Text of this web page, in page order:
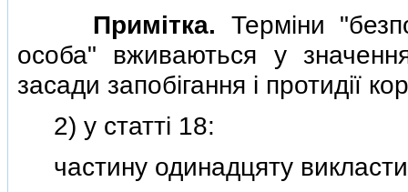
Примiтка. Термiни
особа" вживаються у
засади запобiгання i протидiї
2) у статтi 18:
частину одинадцяту викласти